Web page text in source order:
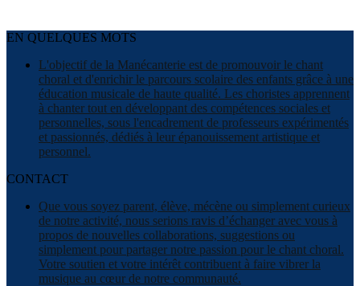
EN QUELQUES MOTS
L'objectif de la Manécanterie est de promouvoir le chant
choral et d'enrichir le parcours scolaire des enfants grâce à une
éducation musicale de haute qualité. Les choristes apprennent
à chanter tout en développant des compétences sociales et
personnelles, sous l'encadrement de professeurs expérimentés
et passionnés, dédiés à leur épanouissement artistique et
personnel.
CONTACT
Que vous soyez parent, élève, mécène ou simplement curieux
de notre activité, nous serions ravis d’échanger avec vous à
propos de nouvelles collaborations, suggestions ou
simplement pour partager notre passion pour le chant choral.
Votre soutien et votre intérêt contribuent à faire vibrer la
musique au cœur de notre communauté.